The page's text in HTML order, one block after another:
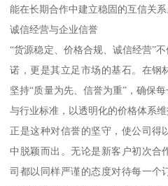
能在长期合作中建立稳固的互信关系
诚信经营与企业信誉
“货源稳定、价格合规、诚信经营”
诺，更是其立足市场的基石。在钢
坚持“质量为先、信誉为重”，确保
与行业标准，以透明化的价格体系维
正是这种对信誉的坚守，使公司得
中脱颖而出。无论是新客户初次合
司都以同样严谨的态度对待每一个